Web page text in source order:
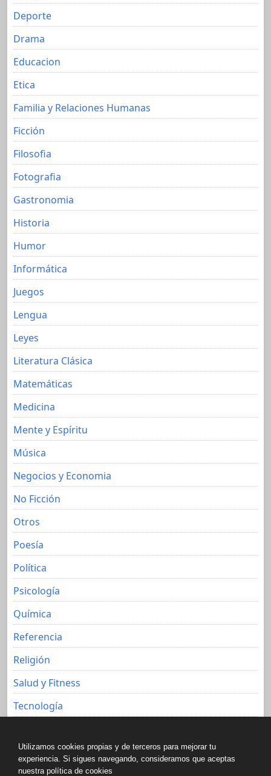
Deporte
Drama
Educacion
Etica
Familia y Relaciones Humanas
Ficción
Filosofia
Fotografia
Gastronomia
Historia
Humor
Informática
Juegos
Lengua
Leyes
Literatura Clásica
Matemáticas
Medicina
Mente y Espíritu
Música
Negocios y Economia
No Ficción
Otros
Poesía
Política
Psicología
Química
Referencia
Religión
Salud y Fitness
Tecnología
Utilizamos cookies propias y de terceros para mejorar tu
experiencia. Si sigues navegando, consideramos que aceptas
nuestra política de cookies